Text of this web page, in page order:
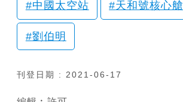
中國太空站 天和號核心艙
劉伯明
刊登日期 : 2021-06-17